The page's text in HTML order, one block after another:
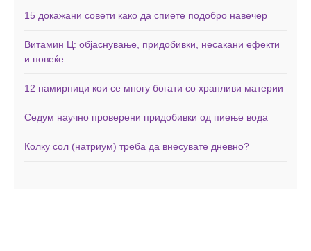
15 докажани совети како да спиете подобро навечер
Витамин Ц: објаснување, придобивки, несакани ефекти
и повеќе
12 намирници кои се многу богати со хранливи материи
Седум научно проверени придобивки од пиење вода
Колку сол (натриум) треба да внесувате дневно?